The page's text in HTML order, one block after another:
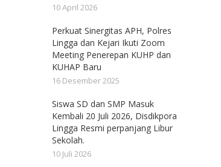
10 April 2026
Perkuat Sinergitas APH, Polres
Lingga dan Kejari Ikuti Zoom
Meeting Penerepan KUHP dan
KUHAP Baru
16 Desember 2025
Siswa SD dan SMP Masuk
Kembali 20 Juli 2026, Disdikpora
Lingga Resmi perpanjang Libur
Sekolah.
10 Juli 2026